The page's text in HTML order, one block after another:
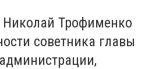
Николай Трофименко
советника главы